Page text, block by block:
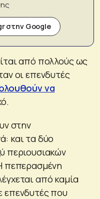
στην Google
από πολλούς ως
οι επενδυτές
να
στην
και τα δύο
περιουσιακών
πεπερασμένη
από καμία
επενδυτές που